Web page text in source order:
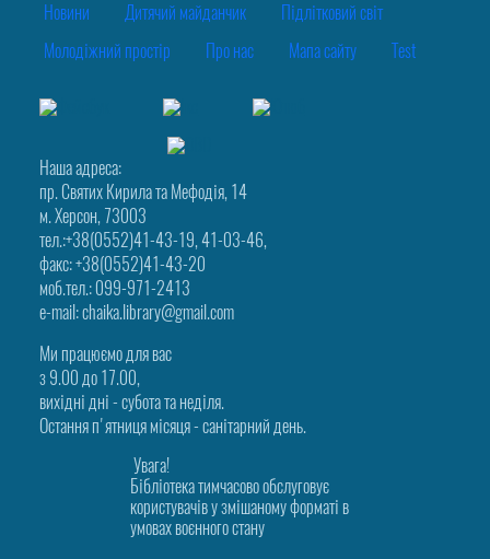
Новини Дитячий майданчик Підлітковий світ
Молодіжний простір Про нас Мапа сайту Test
Наша адреса:
пр. Святих Кирила та Мефодія, 14
м. Херсон, 73003
тел.:+38(0552)41-43-19, 41-03-46,
факс: +38(0552)41-43-20
моб.тел.: 099-971-2413
e-mail: chaika.library@gmail.com
Ми працюємо для вас
з 9.00 до 17.00,
вихідні дні - субота та неділя.
Остання п'ятниця місяця - санітарний день.
Увага!
Бібліотека тимчасово обслуговує
користувачів у змішаному форматі в
умовах воєнного стану